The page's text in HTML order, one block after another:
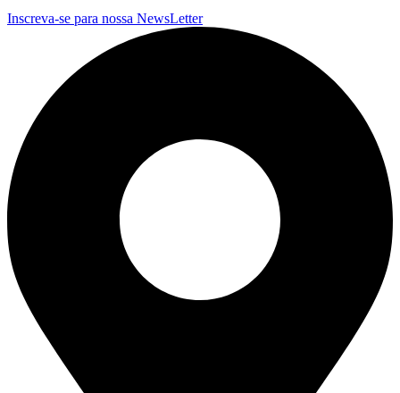
Inscreva-se para nossa NewsLetter